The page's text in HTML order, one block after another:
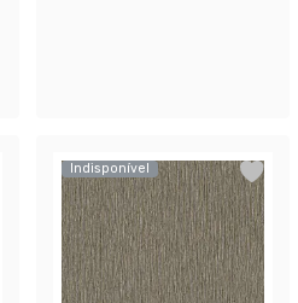
Indisponível